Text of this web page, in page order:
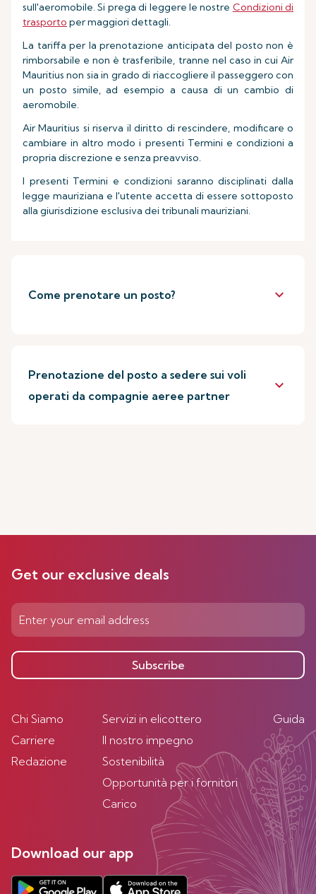
sull'aeromobile. Si prega di leggere le nostre Condizioni di
trasporto per maggiori dettagli.
La tariffa per la prenotazione anticipata del posto non è
rimborsabile e non è trasferibile, tranne nel caso in cui Air
Mauritius non sia in grado di riaccogliere il passeggero con
un posto simile, ad esempio a causa di un cambio di
aeromobile.
Air Mauritius si riserva il diritto di rescindere, modificare o
cambiare in altro modo i presenti Termini e condizioni a
propria discrezione e senza preavviso.
I presenti Termini e condizioni saranno disciplinati dalla
legge mauriziana e l'utente accetta di essere sottoposto
alla giurisdizione esclusiva dei tribunali mauriziani.
Come prenotare un posto? keyboard_arrow_down
Prenotazione del posto a sedere sui voli
operati da compagnie aeree partner
keyboard_arrow_down
Get our exclusive deals
Subscribe
Chi Siamo
Carriere
Redazione
Servizi in elicottero
Il nostro impegno
Sostenibilità
Opportunità per i fornitori
Carico
Guida
Download our app